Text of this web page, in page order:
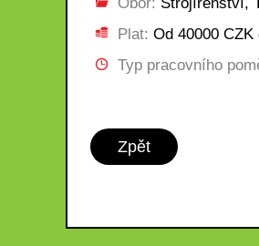
Plat: Od 40000 CZK
Typ pracovního
Zpět